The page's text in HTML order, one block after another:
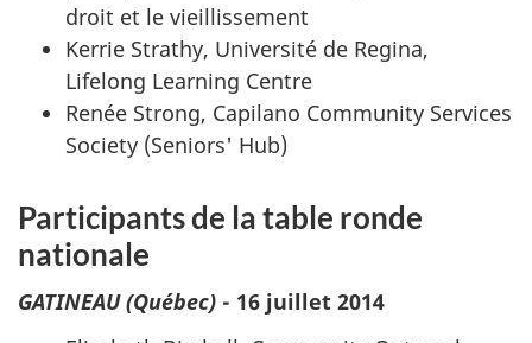
droit et le vieillissement
Kerrie Strathy, Université de Regina,
Lifelong Learning Centre
Renée Strong, Capilano Community Services
Society (Seniors' Hub)
Participants de la table ronde
nationale
GATINEAU (Québec) - 16 juillet 2014